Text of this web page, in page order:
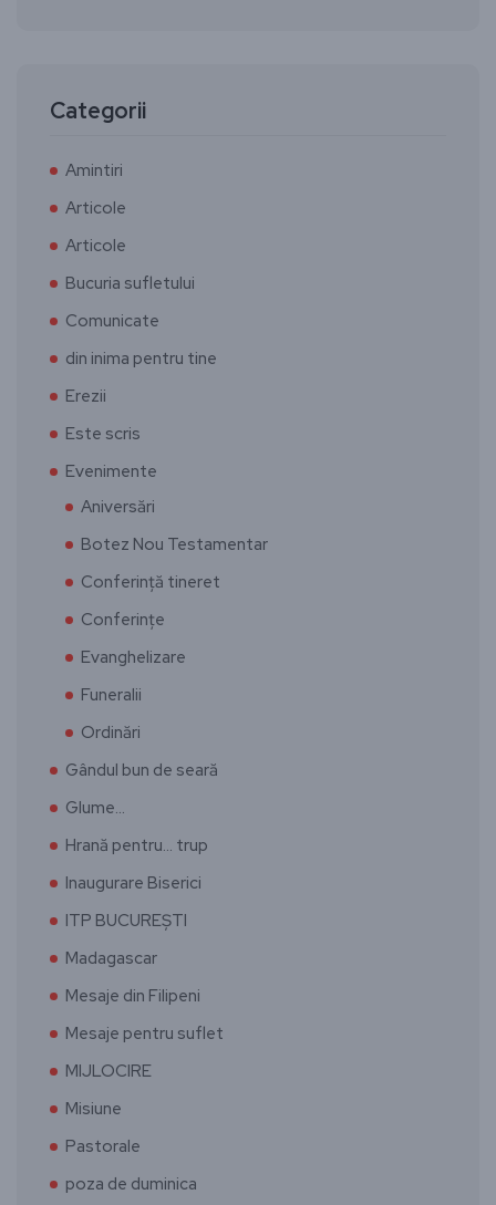
Categorii
Amintiri
Articole
Articole
Bucuria sufletului
Comunicate
din inima pentru tine
Erezii
Este scris
Evenimente
Aniversări
Botez Nou Testamentar
Conferință tineret
Conferințe
Evanghelizare
Funeralii
Ordinări
Gândul bun de seară
Glume…
Hrană pentru… trup
Inaugurare Biserici
ITP BUCUREȘTI
Madagascar
Mesaje din Filipeni
Mesaje pentru suflet
MIJLOCIRE
Misiune
Pastorale
poza de duminica